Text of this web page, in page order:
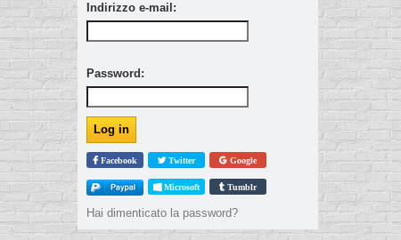
Indirizzo e-mail:
Password:
Facebook Twitter Google
Microsoft Tumblr
Hai dimenticato la password?